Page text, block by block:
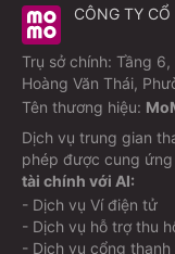
CÔNG TY
Trụ sở chính: Tầng
Hoàng Văn Thái,
Tên thương hiệu:
Dịch vụ trung gian
phép được cung
tài chính với AI:
- Dịch vụ Ví điện tử
- Dịch vụ hỗ trợ thu
- Dịch vụ cổng